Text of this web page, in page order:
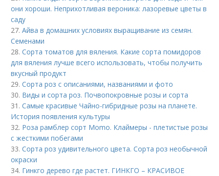
они хороши. Неприхотливая вероника: лазоревые цветы в
саду
27.Айва в домашних условиях выращивание из семян.
Семенами
28.Сорта томатов для вяления. Какие сорта помидоров
для вяления лучше всего использовать, чтобы получить
вкусный продукт
29.Сорта роз с описаниями, названиями и фото
30. Виды и сорта роз. Почвопокровные розы и сорта
31.Самые красивые Чайно-гибридные розы на планете.
История появления культуры
32. Роза рамблер сорт Momo. Клаймеры - плетистые розы
с жесткими побегами
33.Сорта роз удивительного цвета. Сорта роз необычной
окраски
34. Гинкго дерево где растет. ГИНКГО – КРАСИВОЕ